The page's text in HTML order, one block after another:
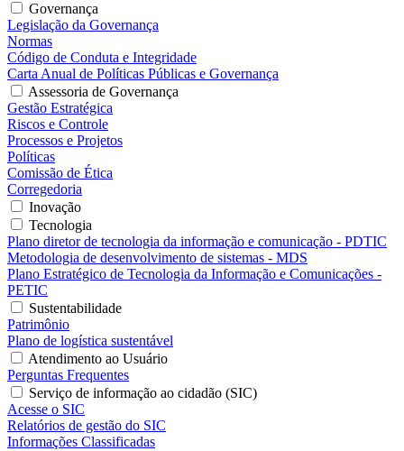
Governança
Legislação da Governança
Normas
Código de Conduta e Integridade
Carta Anual de Políticas Públicas e Governança
Assessoria de Governança
Gestão Estratégica
Riscos e Controle
Processos e Projetos
Políticas
Comissão de Ética
Corregedoria
Inovação
Tecnologia
Plano diretor de tecnologia da informação e comunicação - PDTIC
Metodologia de desenvolvimento de sistemas - MDS
Plano Estratégico de Tecnologia da Informação e Comunicações -
PETIC
Sustentabilidade
Patrimônio
Plano de logística sustentável
Atendimento ao Usuário
Perguntas Frequentes
Serviço de informação ao cidadão (SIC)
Acesse o SIC
Relatórios de gestão do SIC
Informações Classificadas